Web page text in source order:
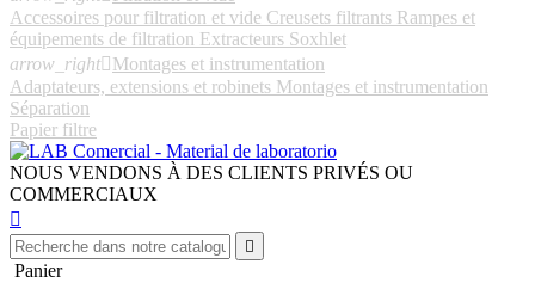
Accessoires pour filtration et vide Creusets filtrants Rampes et
équipements de filtration Extracteurs Soxhlet
arrow_right Montages et instrumentation
Adaptateurs, extensions et robinets Montages et instrumentation
Séparation
Papier filtre
NOUS VENDONS À DES CLIENTS PRIVÉS OU
COMMERCIAUX


Panier